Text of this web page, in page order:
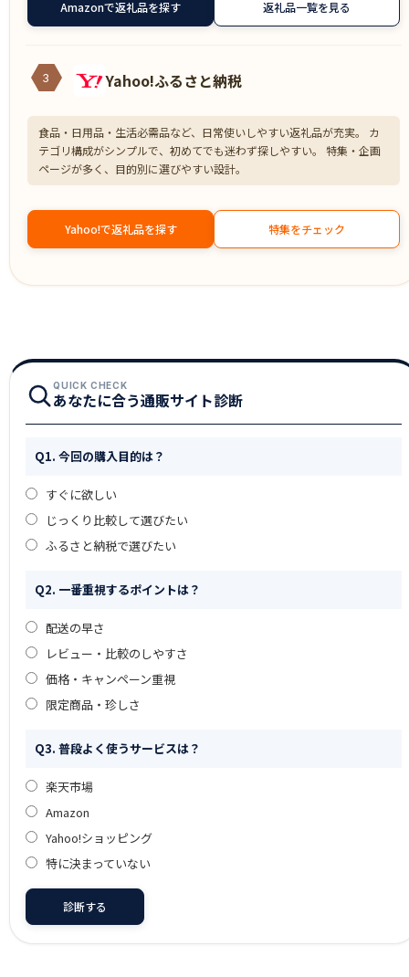
Amazonで返礼品を探す 返礼品一覧を見る
3 Yahoo!ふるさと納税
食品・日用品・生活必需品など、日常使いしやすい返礼品が充実。 カ
テゴリ構成がシンプルで、初めてでも迷わず探しやすい。 特集・企画
ページが多く、目的別に選びやすい設計。
Yahoo!で返礼品を探す 特集をチェック
QUICK CHECK
あなたに合う通販サイト診断
Q1. 今回の購入目的は？
すぐに欲しい
じっくり比較して選びたい
ふるさと納税で選びたい
Q2. 一番重視するポイントは？
配送の早さ
レビュー・比較のしやすさ
価格・キャンペーン重視
限定商品・珍しさ
Q3. 普段よく使うサービスは？
楽天市場
Amazon
Yahoo!ショッピング
特に決まっていない
診断する